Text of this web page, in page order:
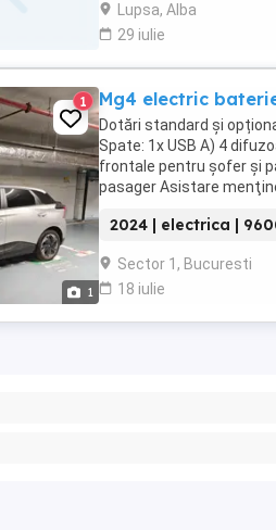
Lupsa, Alba
29 iulie
1
1 Mg4 electric
Dotări standard și
Spate: 1x USB A) 4
frontale pentru șofer și
pasager Asistare
2024 | electrica |
Sector 1, Bucuresti
18 iulie